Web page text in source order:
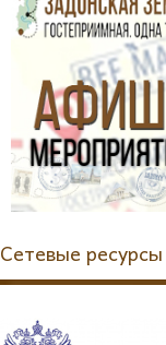
Сетевые ресурсы